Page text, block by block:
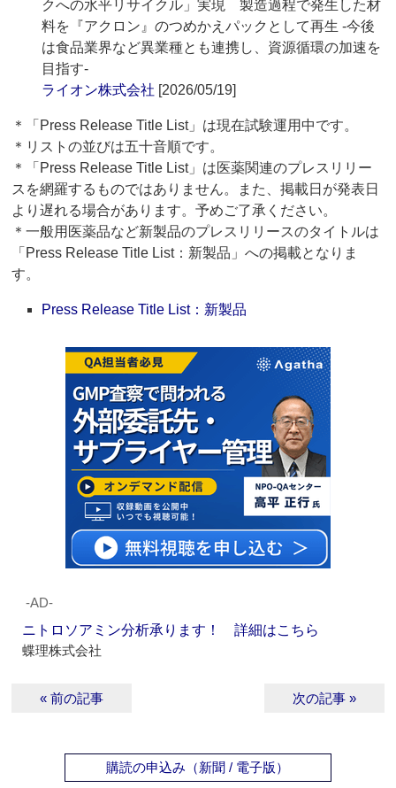
クへの水平リサイクル」実現 製造過程で発生した材
料を『アクロン』のつめかえパックとして再生 ‐今後
は食品業界など異業種とも連携し、資源循環の加速を
目指す‐
ライオン株式会社 [2026/05/19]
＊「Press Release Title List」は現在試験運用中です。
＊リストの並びは五十音順です。
＊「Press Release Title List」は医薬関連のプレスリリー
スを網羅するものではありません。また、掲載日が発表日
より遅れる場合があります。予めご了承ください。
＊一般用医薬品など新製品のプレスリリースのタイトルは
「Press Release Title List：新製品」への掲載となりま
す。
Press Release Title List：新製品
‐AD‐
ニトロソアミン分析承ります！ 詳細はこちら
蝶理株式会社
« 前の記事 次の記事 »
購読の申込み（新聞 / 電子版）